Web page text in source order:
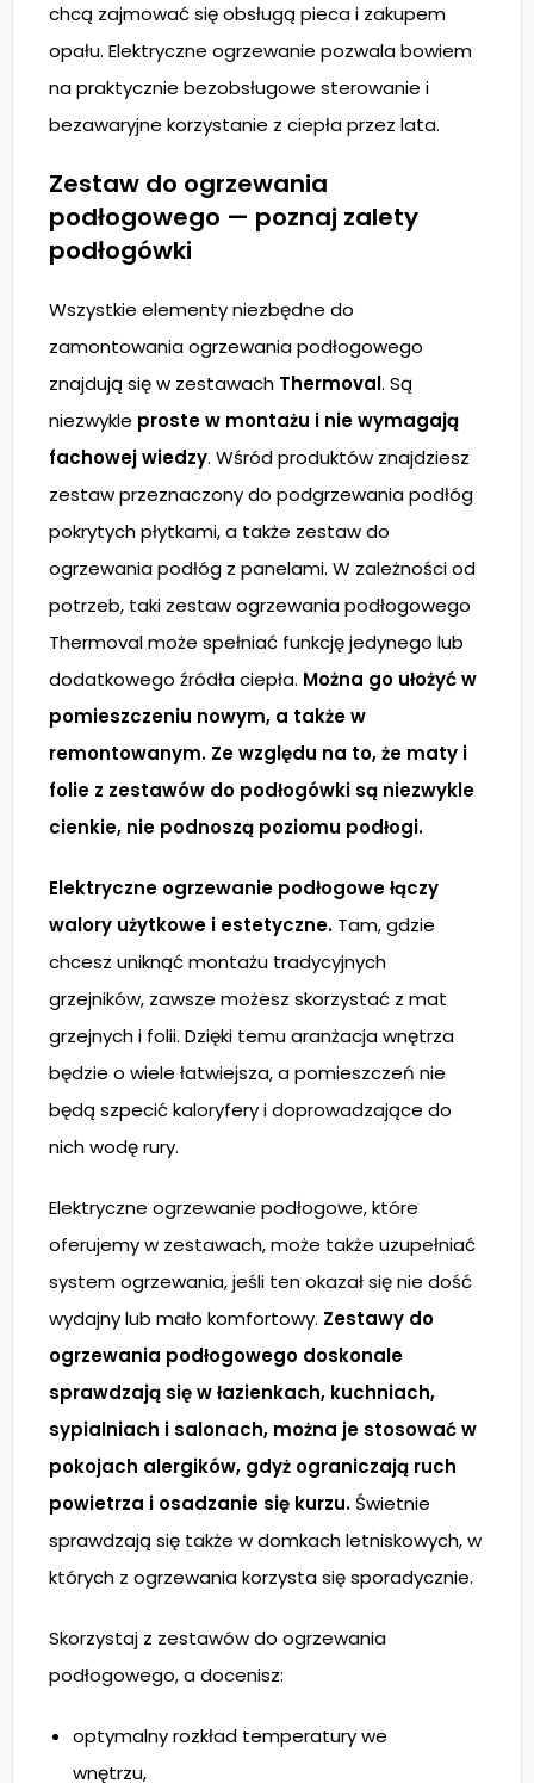
chcą zajmować się obsługą pieca i zakupem
opału. Elektryczne ogrzewanie pozwala bowiem
na praktycznie bezobsługowe sterowanie i
bezawaryjne korzystanie z ciepła przez lata.
Zestaw do ogrzewania
podłogowego — poznaj zalety
podłogówki
Wszystkie elementy niezbędne do
zamontowania ogrzewania podłogowego
znajdują się w zestawach Thermoval. Są
niezwykle proste w montażu i nie wymagają
fachowej wiedzy. Wśród produktów znajdziesz
zestaw przeznaczony do podgrzewania podłóg
pokrytych płytkami, a także zestaw do
ogrzewania podłóg z panelami. W zależności od
potrzeb, taki zestaw ogrzewania podłogowego
Thermoval może spełniać funkcję jedynego lub
dodatkowego źródła ciepła. Można go ułożyć w
pomieszczeniu nowym, a także w
remontowanym. Ze względu na to, że maty i
folie z zestawów do podłogówki są niezwykle
cienkie, nie podnoszą poziomu podłogi.
Elektryczne ogrzewanie podłogowe łączy
walory użytkowe i estetyczne. Tam, gdzie
chcesz uniknąć montażu tradycyjnych
grzejników, zawsze możesz skorzystać z mat
grzejnych i folii. Dzięki temu aranżacja wnętrza
będzie o wiele łatwiejsza, a pomieszczeń nie
będą szpecić kaloryfery i doprowadzające do
nich wodę rury.
Elektryczne ogrzewanie podłogowe, które
oferujemy w zestawach, może także uzupełniać
system ogrzewania, jeśli ten okazał się nie dość
wydajny lub mało komfortowy. Zestawy do
ogrzewania podłogowego doskonale
sprawdzają się w łazienkach, kuchniach,
sypialniach i salonach, można je stosować w
pokojach alergików, gdyż ograniczają ruch
powietrza i osadzanie się kurzu. Świetnie
sprawdzają się także w domkach letniskowych, w
których z ogrzewania korzysta się sporadycznie.
Skorzystaj z zestawów do ogrzewania
podłogowego, a docenisz:
optymalny rozkład temperatury we
wnętrzu,